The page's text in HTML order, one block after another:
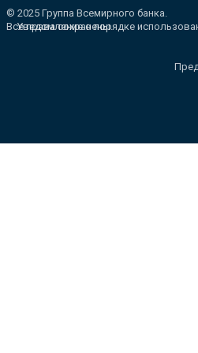
© 2025 Группа Всемирного банка.
Все права сохранены.
Уведомление о порядке